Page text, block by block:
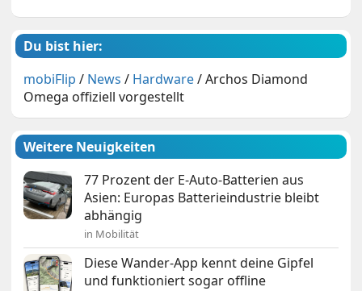
Du bist hier:
mobiFlip / News / Hardware/Archos Diamond
Omega offiziell vorgestellt
Weitere Neuigkeiten
77 Prozent der E-Auto-Batterien aus
Asien: Europas Batterieindustrie bleibt
abhängig
in Mobilität
Diese Wander-App kennt deine Gipfel
und funktioniert sogar offline